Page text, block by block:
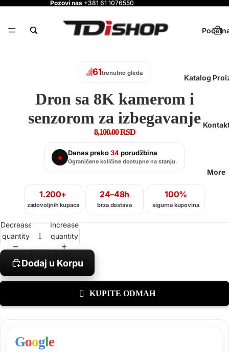
Pozovi nas +381 61 1076550
Katalog
More
61trenutno gleda
Dron sa 8K kamerom i
senzorom za izbegavanje
8,100.00 RSD
● Danas preko34porudžbina
Ograničene količine dostupne na stanju.
1.200+
zadovoljnih kupaca
24–48h
brza dostava
100%
sigurna kupovina
Decrease
quantity
Increase
quantity
Dodaj u Korpu
KUPITE ODMAH
Google